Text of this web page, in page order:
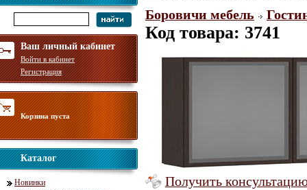
Ваш личный кабинет
Войти в кабинет
Регистрация
Корзина пуста
Каталог
Новинки
Боровичи мебель
Код товара: 3741
Получить